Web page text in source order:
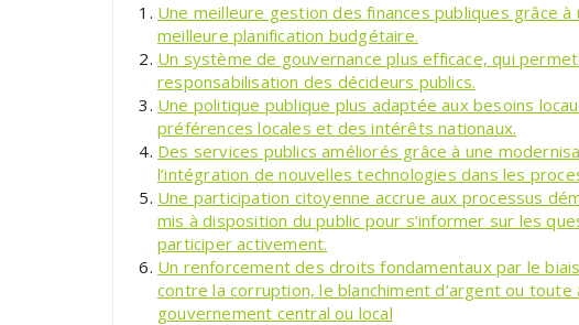
Une meilleure gestion des finances publiques grâce
meilleure planification budgétaire.
Un système de gouvernance plus efficace, qui
responsabilisation des décideurs publics.
Une politique publique plus adaptée aux besoins
préférences locales et des intérêts nationaux.
Des services publics améliorés grâce à une
l’intégration de nouvelles technologies dans les
Une participation citoyenne accrue aux processus
mis à disposition du public pour s’informer sur les
participer activement.
Un renforcement des droits fondamentaux par le
contre la corruption, le blanchiment d’argent ou
gouvernement central ou local